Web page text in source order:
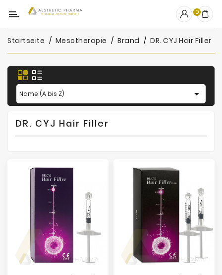
Kategorie
OUTLET
Fillers
Biostimulatoren
Mesotherapie
Peelings
Skincare
Hersteller
0
Startseite Mesotherapie Brand DR. CYJ Hair Filler
Name (A bis Z) 
DR. CYJ Hair Filler